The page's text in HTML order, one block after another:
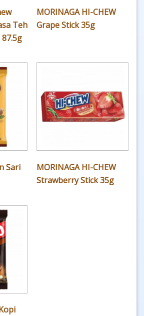
Teh
MORINAGA HI-CHEW
Grape Stick 35g
Sari
MORINAGA HI-CHEW
Strawberry Stick 35g